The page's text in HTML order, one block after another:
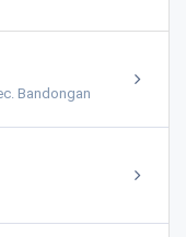
Bandongan